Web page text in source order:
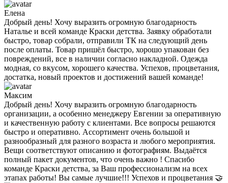
Елена
Добрый день! Хочу выразить огромную благодарность
Наталье и всей команде Краски детства. Заявку обработали
быстро, товар собрали, отправили ТК на следующий день
после оплаты. Товар пришёл быстро, хорошо упакован без
повреждений, все в наличии согласно накладной. Одежда
модная, со вкусом, хорошего качества. Успехов, процветания,
достатка, новый проектов и достижений вашей команде!
Максим
Добрый день! Хочу выразить огромную благодарность
организации, а особенно менеджеру Евгении за оперативную
и качественную работу с клиентами. Все вопросы решаются
быстро и оперативно. Ассортимент очень большой и
разнообразный для разного возраста и любого мероприятия.
Вещи соответствуют описанию и фотографиям. Выдаётся
полный пакет документов, что очень важно ! Спасибо
команде Краски детства, за Ваш профессионализм на всех
этапах работы! Вы самые лучшие!!! Успехов и процветания 🤝